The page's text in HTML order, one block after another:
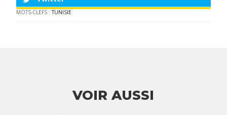
MOTS-CLEFS :TUNISIE
VOIR AUSSI